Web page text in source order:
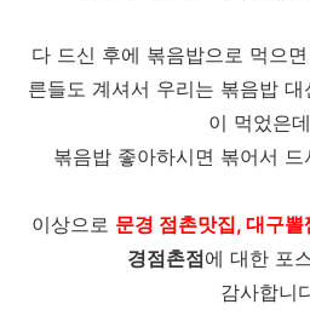
다 드신 후에 볶음밥으로 먹으
른들도 계셔서 우리는 볶음밥
이 먹었은
볶음밥 좋아하시면 볶어서
이상으로 문경 점촌맛집, 대구뽈
경점촌점에 대한 포
감사합니